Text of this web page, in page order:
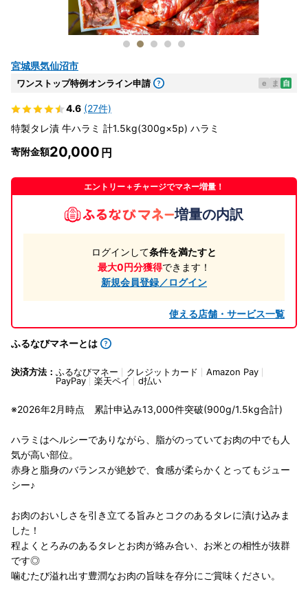
宮城県気仙沼市
ワンストップ特例オンライン申請 e ま 自
4.6 (27件)
特製タレ漬 牛ハラミ 計1.5kg(300g×5p) ハラミ
寄附金額20,000
エントリー＋チャージでマネー増量！
増量の内訳
ログインして条件を満たすと
最大0円分獲得できます！
新規会員登録／ログイン
使える店舗・サービス一覧
ふるなびマネーとは
決済方法： ふるなびマネー クレジットカード
Amazon Pay
PayPay
楽天ペイ d払い
※2026年2月時点 累計申込み13,000件突破(900g/1.5kg合計)
ハラミはヘルシーでありながら、脂がのっていてお肉の中でも人
気が高い部位。
赤身と脂身のバランスが絶妙で、食感が柔らかくとってもジュー
シー♪
お肉のおいしさを引き立てる旨みとコクのあるタレに漬け込みま
した！
程よくとろみのあるタレとお肉が絡み合い、お米との相性が抜群
です◎
噛むたび溢れ出す豊潤なお肉の旨味を存分にご賞味ください。